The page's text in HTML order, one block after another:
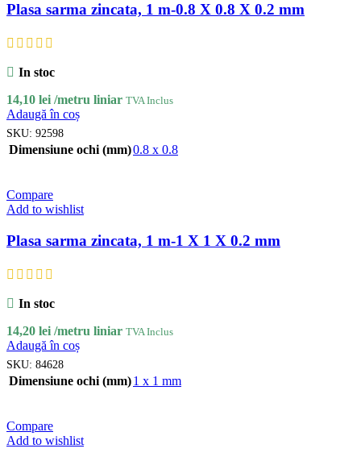
Plasa sarma zincata, 1 m-0.8 X 0.8 X 0.2 mm
In stoc
14,10 lei /metru liniar TVA Inclus
Adaugă în coș
SKU: 92598
Dimensiune ochi (mm)0.8 x 0.8
Compare
Add to wishlist
Plasa sarma zincata, 1 m-1 X 1 X 0.2 mm
In stoc
14,20 lei /metru liniar TVA Inclus
Adaugă în coș
SKU: 84628
Dimensiune ochi (mm)1 x 1 mm
Compare
Add to wishlist